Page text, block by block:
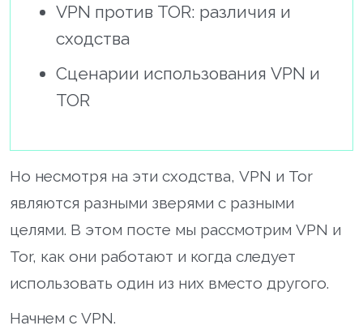
VPN против TOR: различия и
сходства
Сценарии использования VPN и
TOR
Но несмотря на эти сходства, VPN и Tor
являются разными зверями с разными
целями. В этом посте мы рассмотрим VPN и
Tor, как они работают и когда следует
использовать один из них вместо другого.
Начнем с VPN.